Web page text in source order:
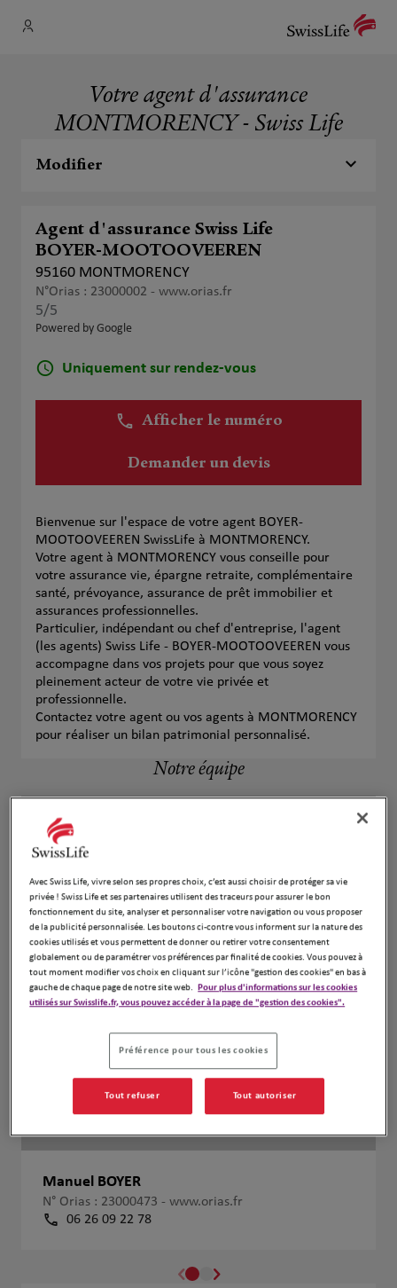
Votre agent d'assurance
MONTMORENCY - Swiss Life
Modifier
Agent d'assurance Swiss Life
BOYER-MOOTOOVEEREN
95160 MONTMORENCY
N°Orias : 23000002 - www.orias.fr
5/5
Powered by Google
Uniquement sur rendez-vous
Afficher le numéro
Demander un devis
Bienvenue sur l'espace de votre agent BOYER-
MOOTOOVEEREN SwissLife à MONTMORENCY.
Votre agent à MONTMORENCY vous conseille pour
votre assurance vie, épargne retraite, complémentaire
santé, prévoyance, assurance de prêt immobilier et
assurances professionnelles.
Particulier, indépendant ou chef d'entreprise, l'agent
(les agents) Swiss Life - BOYER-MOOTOOVEEREN vous
accompagne dans vos projets pour que vous soyez
pleinement acteur de votre vie privée et
professionnelle.
Contactez votre agent ou vos agents à MONTMORENCY
pour réaliser un bilan patrimonial personnalisé.
Notre équipe
Manuel BOYER
N° Orias : 23000473 - www.orias.fr
06 26 09 22 78
Avec Swiss Life, vivre selon ses propres choix, c’est aussi choisir de protéger sa vie
privée ! Swiss Life et ses partenaires utilisent des traceurs pour assurer le bon
fonctionnement du site, analyser et personnaliser votre navigation ou vous proposer
de la publicité personnalisée. Les boutons ci-contre vous informent sur la nature des
cookies utilisés et vous permettent de donner ou retirer votre consentement
globalement ou de paramétrer vos préférences par finalité de cookies. Vous pouvez à
tout moment modifier vos choix en cliquant sur l’icône "gestion des cookies" en bas à
gauche de chaque page de notre site web. Pour plus d'informations sur les cookies
utilisés sur Swisslife.fr, vous pouvez accéder à la page de "gestion des cookies".
Préférence pour tous les cookies
Tout refuser Tout autoriser